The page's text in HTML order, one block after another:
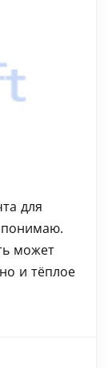
для
понимаю.
может
и тёплое